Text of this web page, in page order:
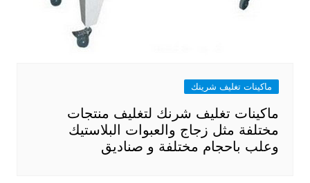
ماكينات تغليف شرينك
ماكينات تغليف شرنك لتغليف منتجات
مختلفة مثل زجاج والعبوات البلاستيك
وعلب باحجام مختلفة و صناديق